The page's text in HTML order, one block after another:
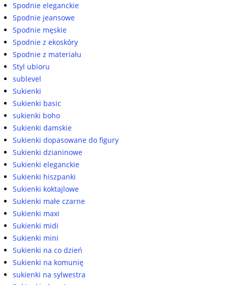
Spodnie eleganckie
Spodnie jeansowe
Spodnie męskie
Spodnie z ekoskóry
Spodnie z materiału
Styl ubioru
sublevel
Sukienki
Sukienki basic
sukienki boho
Sukienki damskie
Sukienki dopasowane do figury
Sukienki dzianinowe
Sukienki eleganckie
Sukienki hiszpanki
Sukienki koktajlowe
Sukienki małe czarne
Sukienki maxi
Sukienki midi
Sukienki mini
Sukienki na co dzień
Sukienki na komunię
sukienki na sylwestra